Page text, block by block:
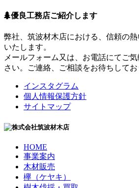
優良工務店ご紹介します
弊社、筑波材木店における、信頼の
いたします。
メールフォーム又は、お電話にてご
さい。ご連絡、ご相談をお待ちしてお
インスタグラム
個人情報保護方針
サイトマップ
HOME
事業案内
木材販売
欅（ケヤキ）